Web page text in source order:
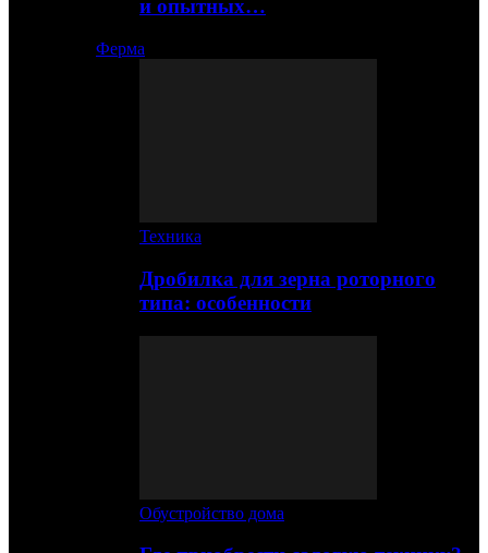
и опытных…
Ферма
Техника
Дробилка для зерна роторного
типа: особенности
Обустройство дома